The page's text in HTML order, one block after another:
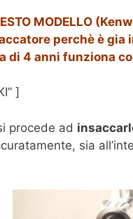
MODELLO
perchè è gia
di 4 anni funziona
]
procede ad
sia